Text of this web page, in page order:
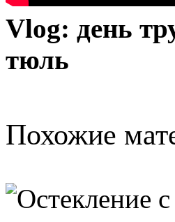
Vlog: день
тюль
Похожие